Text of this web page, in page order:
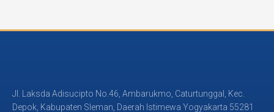
Jl. Laksda Adisucipto No.46, Ambarukmo, Caturtunggal, Kec.
Depok, Kabupaten Sleman, Daerah Istimewa Yogyakarta 55281